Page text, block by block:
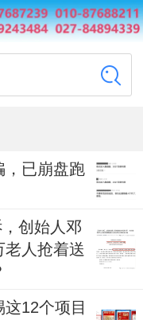
，已崩盘跑
创始人邓
人抢着送
12个项目